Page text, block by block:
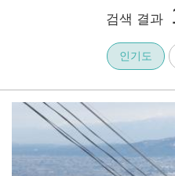
검색 결과
인기도